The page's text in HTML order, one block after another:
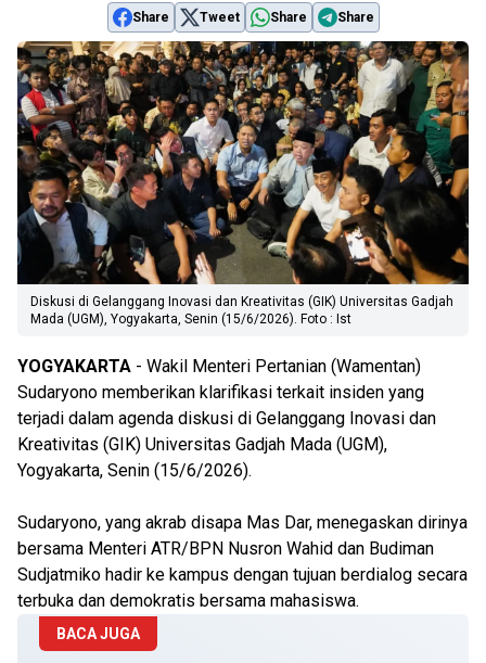
Share Tweet Share Share
Diskusi di Gelanggang Inovasi dan Kreativitas (GIK) Universitas Gadjah
Mada (UGM), Yogyakarta, Senin (15/6/2026). Foto : Ist
YOGYAKARTA - Wakil Menteri Pertanian (Wamentan)
Sudaryono memberikan klarifikasi terkait insiden yang
terjadi dalam agenda diskusi di Gelanggang Inovasi dan
Kreativitas (GIK) Universitas Gadjah Mada (UGM),
Yogyakarta, Senin (15/6/2026).
Sudaryono, yang akrab disapa Mas Dar, menegaskan dirinya
bersama Menteri ATR/BPN Nusron Wahid dan Budiman
Sudjatmiko hadir ke kampus dengan tujuan berdialog secara
terbuka dan demokratis bersama mahasiswa.
BACA JUGA